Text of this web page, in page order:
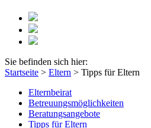
Sie befinden sich hier:
Startseite > Eltern > Tipps für Eltern
Elternbeirat
Betreuungsmöglichkeiten
Beratungsangebote
Tipps für Eltern